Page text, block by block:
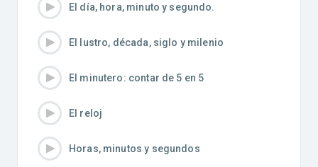
El día, hora, minuto y segundo.
El lustro, década, siglo y milenio
El minutero: contar de 5 en 5
El reloj
Horas, minutos y segundos